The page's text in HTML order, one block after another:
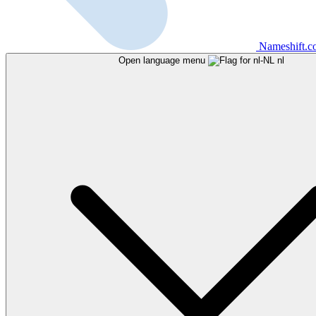
Open language menu nl